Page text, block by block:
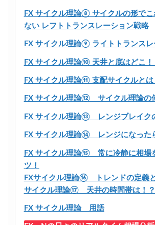
FX サイクル理論⑧ サイクルの形でこ
ない レフトトランスレーション戦略
FX サイクル理論⑨ ライトトランスレ
FX サイクル理論⑩ 天井と底はどこ！
FX サイクル理論⑪ 支配サイクルとは
FX サイクル理論⑫ サイクル理論の
FX サイクル理論⑬ レンジブレイク
FX サイクル理論⑭ レンジになった
FX サイクル理論⑮ 常に冷静に相場
ツ！
FXサイクル理論⑯ トレンドの定義
サイクル理論⑰ 天井の時間帯は！？
FX サイクル理論 用語